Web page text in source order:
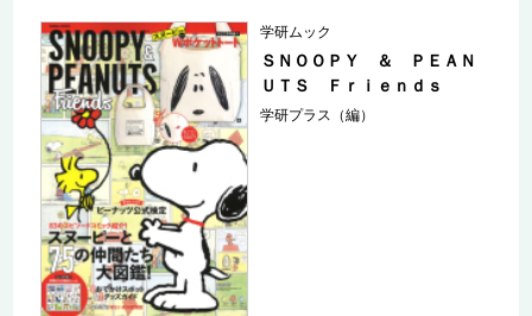
学研ムック
ＳＮＯＯＰＹ ＆ ＰＥＡＮ
ＵＴＳ Ｆｒｉｅｎｄｓ
学研プラス（編）